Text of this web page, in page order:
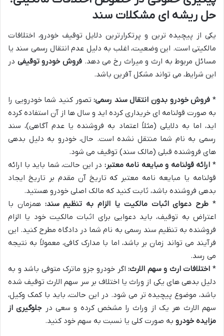
حل ریشه ای مشکلات سند
یکی از پیچیده ترین و پرتکرارترین دلایل توقیف خودرو، اختلافات
مالکیتی است. این وضعیت، اغلب به دلیل عدم انتقال رسمی سند یا
مسائل مربوط به ارث و میراث رخ می دهد. فروش خودرو توقیفی در
این شرایط، می تواند مشکل آفرین باشد.
* فروش خودرو بدون انتقال سند رسمی:تصور کنید شما خودرویی را
به صورت قولنامه ای خریداری کرده اید و سال ها از آن استفاده کرده
اید، اما به دلایلی (مثلاً اعتماد به فروشنده یا عدم آگاهی)، سند
رسمی به نام شما منتقل نشده است. حال، خودرو به دلیل بدهی
های فروشنده قبلی (مالک سند) توقیف می شود.
* ارائه قولنامه و مبایعه نامه معتبر: در این حالت، شما باید با ارائه
قولنامه یا مبایعه نامه معتبر که تاریخ آن مقدم بر تاریخ ایجاد
بدهی فروشنده باشد، ثابت کنید که مالک اصلی خودرو هستید.
* طرح دعوای اثبات مالکیت یا الزام به تنظیم سند: همزمان با
اعتراض به توقیف، باید دعوایی برای اثبات مالکیت خود یا الزام
فروشنده به تنظیم سند رسمی به نام شما در دادگاه مطرح کنید. این
فرآیند می تواند زمان بر باشد، اما با مدارک کافی، معمولاً به نتیجه
می رسد.
* اختلافات ارث و سهم الارث:اگر خودرو جزو ماترک متوفی باشد و به
دلیل بدهی های یکی از وراث یا اختلاف بر سر سهم الارث توقیف شده
باشد، موضوع پیچیده تر می شود. در این حالت، باید با کمک وکیل،
سهم الارث هر یک از وراث را مشخص کرده و سعی در جلوگیری از
مزایده خودرو به صورت کلی یا نسبت به سهم خود کنید.